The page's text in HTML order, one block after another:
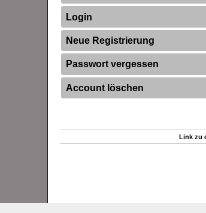
Login
Neue Registrierung
Passwort vergessen
Account löschen
Link zu